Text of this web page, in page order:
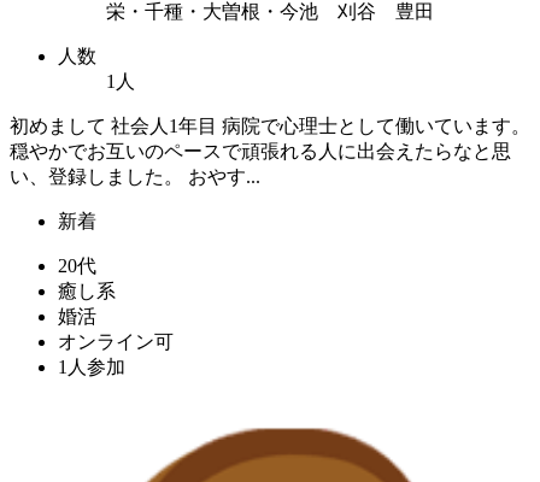
栄・千種・大曽根・今池 刈谷 豊田
人数
1人
初めまして 社会人1年目 病院で心理士として働いています。
穏やかでお互いのペースで頑張れる人に出会えたらなと思
い、登録しました。 おやす...
新着
20代
癒し系
婚活
オンライン可
1人参加